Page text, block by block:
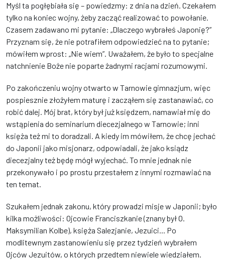
Myśl ta pogłębiała się – powiedzmy: z dnia na dzień. Czekałem
tylko na koniec wojny, żeby zacząć realizować to powołanie.
Czasem zadawano mi pytanie: „Dlaczego wybrałeś Japonię?”
Przyznam się, że nie potrafiłem odpowiedzieć na to pytanie;
mówiłem wprost: „Nie wiem”. Uważałem, że było to specjalne
natchnienie Boże nie poparte żadnymi racjami rozumowymi.
Po zakończeniu wojny otwarto w Tarnowie gimnazjum, więc
pospiesznie złożyłem maturę i zacząłem się zastanawiać, co
robić dalej. Mój brat, który był już księdzem, namawiał mię do
wstąpienia do seminarium diecezjalnego w Tarnowie; inni
księża też mi to doradzali. A kiedy im mówiłem, że chcę jechać
do Japonii jako misjonarz, odpowiadali, że jako ksiądz
diecezjalny też będę mógł wyjechać. To mnie jednak nie
przekonywało i po prostu przestałem z innymi rozmawiać na
ten temat.
Szukałem jednak zakonu, który prowadzi misje w Japonii; było
kilka możliwości: Ojcowie Franciszkanie (znany był O.
Maksymilian Kolbe), księża Salezjanie, Jezuici... Po
modlitewnym zastanowieniu się przez tydzień wybrałem
Ojców Jezuitów, o których przedtem niewiele wiedziałem.